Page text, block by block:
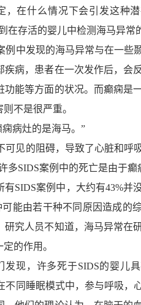
，在什么情况下会引发这种
在存活的婴儿中检测海马异常
中发现的海马异常与在一些
病，患者在一次发作后，会
能等方面的状况。而癫痫是
不是很严重。
病灶的是海马。”
见的阻碍，导致了心脏和呼吸
SIDS案例中的死亡是由于癫
案例中，大约有43%并
能由若干种不同原因造成的
究人员不知道，海马异常在
的作用。
现，许多死于SIDS的婴儿
同睡眠模式中，参与呼吸，